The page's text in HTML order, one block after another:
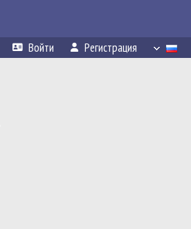
Войти Регистрация